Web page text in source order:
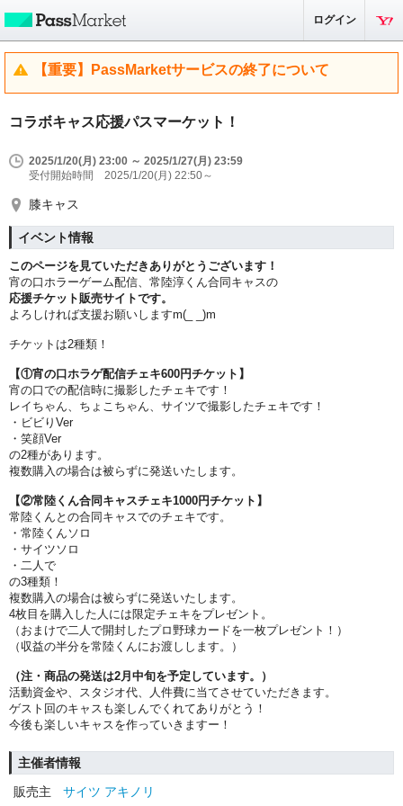
ログイン
【重要】PassMarketサービスの終了について
コラボキャス応援パスマーケット！
2025/1/20(月) 23:00 ～ 2025/1/27(月) 23:59
受付開始時間 2025/1/20(月) 22:50～
膝キャス
イベント情報
このページを見ていただきありがとうございます！
宵の口ホラーゲーム配信、常陸淳くん合同キャスの
応援チケット販売サイトです。
よろしければ支援お願いしますm(_ _)m
チケットは2種類！
【①宵の口ホラゲ配信チェキ600円チケット】
宵の口での配信時に撮影したチェキです！
レイちゃん、ちょこちゃん、サイツで撮影したチェキです！
・ビビりVer
・笑顔Ver
の2種があります。
複数購入の場合は被らずに発送いたします。
【②常陸くん合同キャスチェキ1000円チケット】
常陸くんとの合同キャスでのチェキです。
・常陸くんソロ
・サイツソロ
・二人で
の3種類！
複数購入の場合は被らずに発送いたします。
4枚目を購入した人には限定チェキをプレゼント。
（おまけで二人で開封したプロ野球カードを一枚プレゼント！）
（収益の半分を常陸くんにお渡しします。）
（注・商品の発送は2月中旬を予定しています。）
活動資金や、スタジオ代、人件費に当てさせていただきます。
ゲスト回のキャスも楽しんでくれてありがとう！
今後も楽しいキャスを作っていきますー！
主催者情報
販売主
サイツ アキノリ